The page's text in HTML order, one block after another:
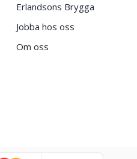
Erlandsons Brygga
Jobba hos oss
Om oss